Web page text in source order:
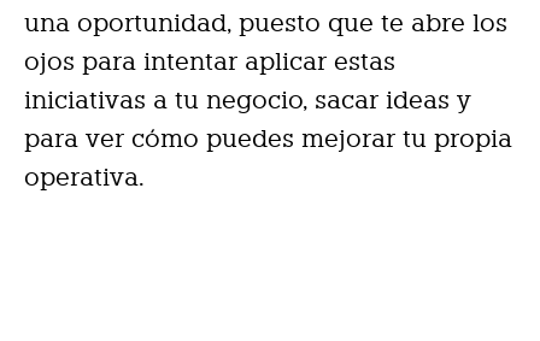
una oportunidad, puesto que te abre los
ojos para intentar aplicar estas
iniciativas a tu negocio, sacar ideas y
para ver cómo puedes mejorar tu propia
operativa.